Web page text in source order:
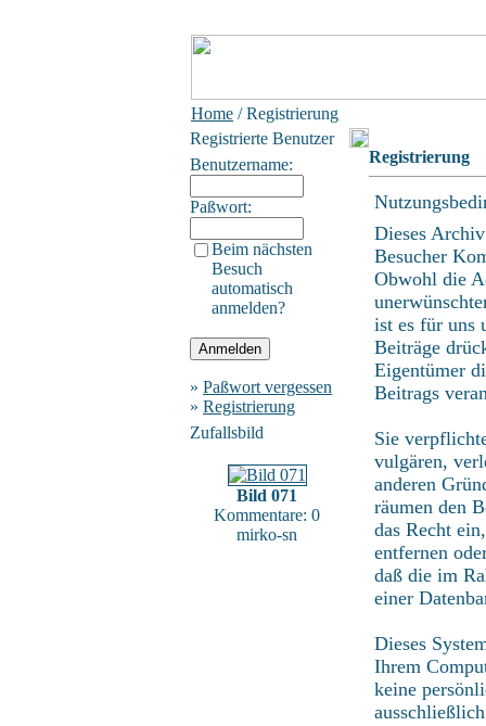
Home / Registrierung
Registrierte Benutzer
Benutzername:
Paßwort:
Beim nächsten
Besuch
automatisch
anmelden?
» Paßwort vergessen
» Registrierung
Zufallsbild
Bild 071
Kommentare: 0
mirko-sn
Registrierung
Dieses
Besucher
Obwohl die
ist es für uns
Beiträge
Eigentümer
Beitrags
Sie
vulgären,
anderen
räumen den
das Recht
entfernen
daß die im
einer
Dieses
Ihrem
keine